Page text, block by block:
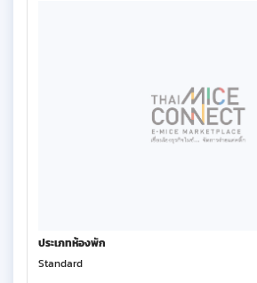
ประเภทห้องพัก
Standard